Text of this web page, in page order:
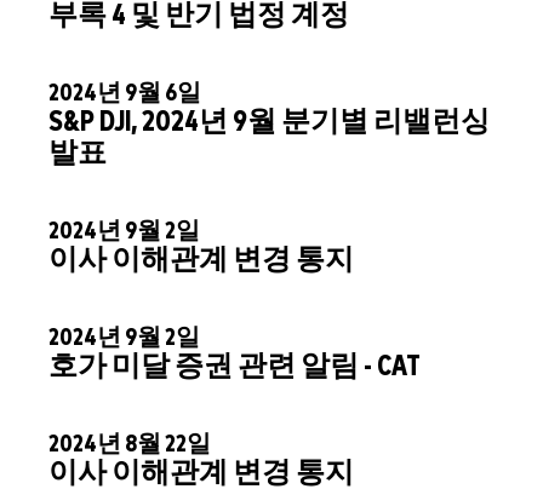
부록 4 및 반기 법정 계정
2024년 9월 6일
S&P DJI, 2024년 9월 분기별 리밸런싱
발표
2024년 9월 2일
이사 이해관계 변경 통지
2024년 9월 2일
호가 미달 증권 관련 알림 - CAT
2024년 8월 22일
이사 이해관계 변경 통지